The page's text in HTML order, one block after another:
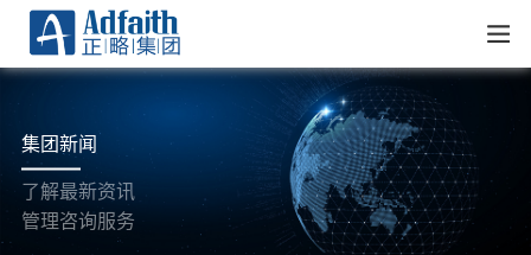
集团新闻
了解最新资讯
管理咨询服务